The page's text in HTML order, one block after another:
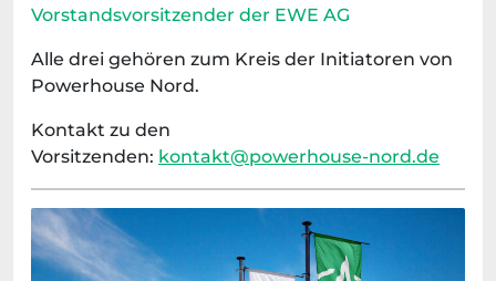
Vorstandsvorsitzender der EWE AG
Alle drei gehören zum Kreis der Initiatoren von
Powerhouse Nord.
Kontakt zu den
Vorsitzenden: kontakt@powerhouse-nord.de